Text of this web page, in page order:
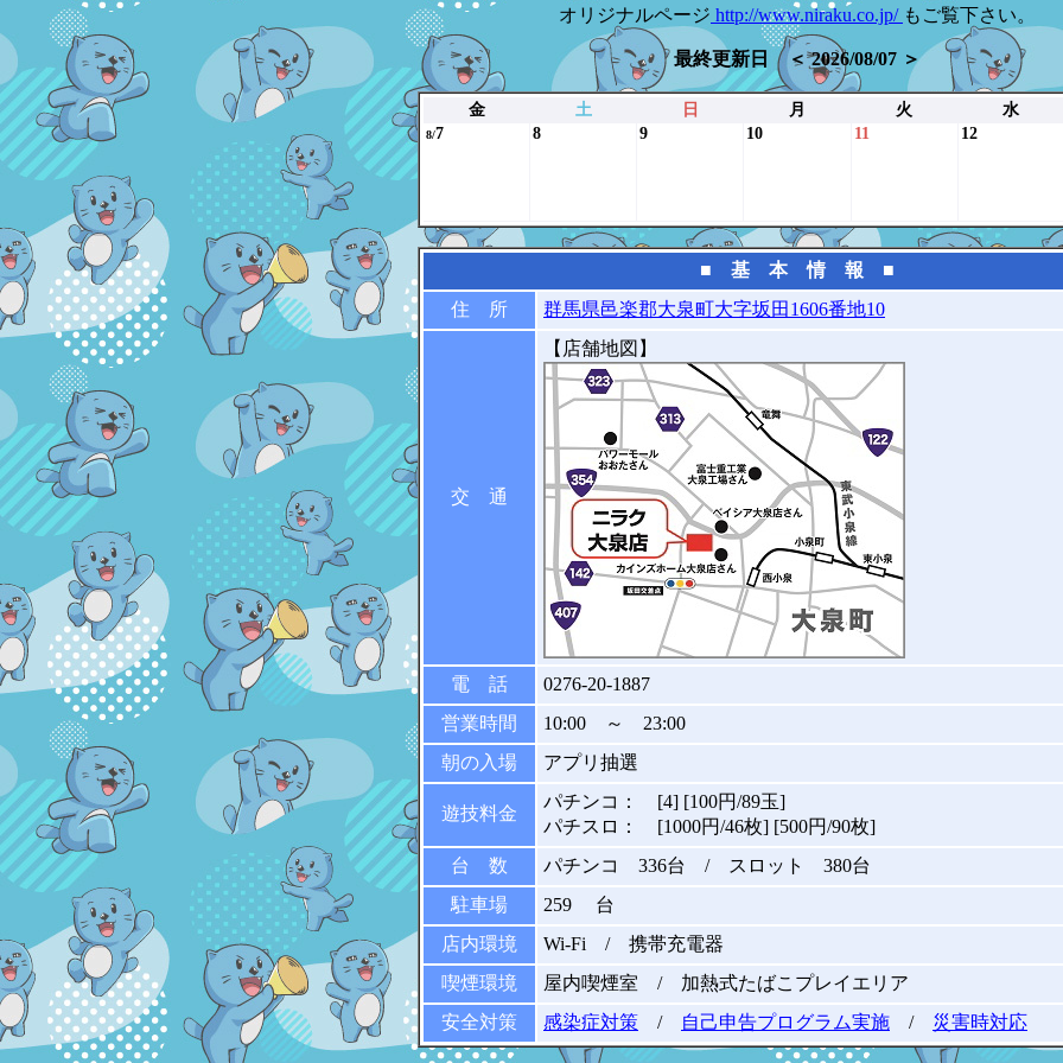
オリジナルページ http://www.niraku.co.jp/ もご覧下さい。
最終更新日 ＜ 2026/08/07 ＞
金 土 日 月 火 水
8/7 8 9 10 11 12
■ 基 本 情 報 ■
住 所
群馬県邑楽郡大泉町大字坂田1606番地10
交 通
【店舗地図】
電 話
0276-20-1887
営業時間
10:00 ～ 23:00
朝の入場
アプリ抽選
遊技料金
パチンコ： [4] [100円/89玉]
パチスロ： [1000円/46枚] [500円/90枚]
台 数
パチンコ 336台 / スロット 380台
駐車場
259 台
店内環境
Wi-Fi / 携帯充電器
喫煙環境
屋内喫煙室 / 加熱式たばこプレイエリア
安全対策
感染症対策 / 自己申告プログラム実施 / 災害時対応